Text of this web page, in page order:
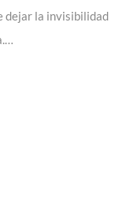
dejar la invisibilidad